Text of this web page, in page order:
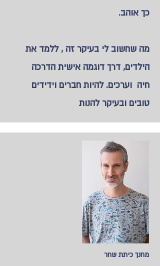
כך אוהב.
מה שחשוב לי בעיקר זה , ללמד את
הילדים, דרך דוגמה אישית הדרכה
חיה וערכים. להיות חברים וידידים
טובים ובעיקר להנות
מחנך כיתת שחר